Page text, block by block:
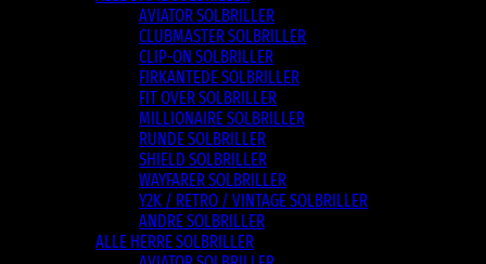
AVIATOR SOLBRILLER
CLUBMASTER SOLBRILLER
CLIP-ON SOLBRILLER
FIRKANTEDE SOLBRILLER
FIT OVER SOLBRILLER
MILLIONAIRE SOLBRILLER
RUNDE SOLBRILLER
SHIELD SOLBRILLER
WAYFARER SOLBRILLER
Y2K / RETRO / VINTAGE SOLBRILLER
ANDRE SOLBRILLER
ALLE HERRE SOLBRILLER